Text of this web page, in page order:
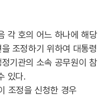
각 호의 어느 하나에 해당
조정하기 위하여 대통령
기관의 소속 공무원이 참
있다.
조정을 신청한 경우